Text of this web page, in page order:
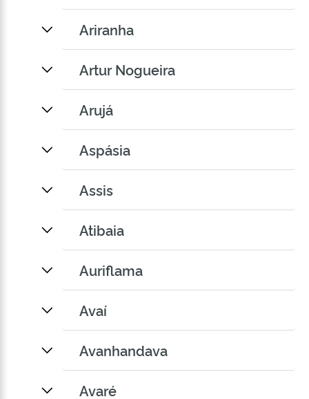
Ariranha
Artur Nogueira
Arujá
Aspásia
Assis
Atibaia
Auriflama
Avaí
Avanhandava
Avaré